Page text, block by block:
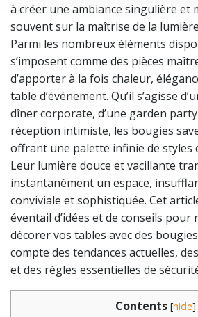
à créer une ambiance singulière et
souvent sur la maîtrise de la
Parmi les nombreux éléments
s’imposent comme des pièces
d’apporter à la fois chaleur,
table d’événement. Qu’il s’agisse
dîner corporate, d’une garden
réception intimiste, les bougies
offrant une palette infinie de styles
Leur lumière douce et vacillante
instantanément un espace,
conviviale et sophistiquée. Cet
éventail d’idées et de conseils pour
décorer vos tables avec des
compte des tendances actuelles,
et des règles essentielles de
Contents [hide]